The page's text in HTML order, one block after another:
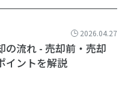
2026.04.27
の流れ - 売却前・売却
イントを解説